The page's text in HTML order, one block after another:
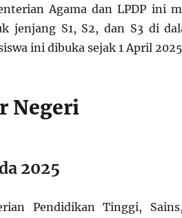
Agama dan LPDP ini
jenjang S1, S2, dan S3 di
ini dibuka sejak 1 April
Negeri
2025
Pendidikan Tinggi,